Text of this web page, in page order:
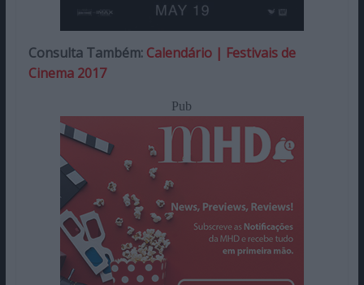
Consulta Também: Calendário | Festivais de
Cinema 2017
Pub